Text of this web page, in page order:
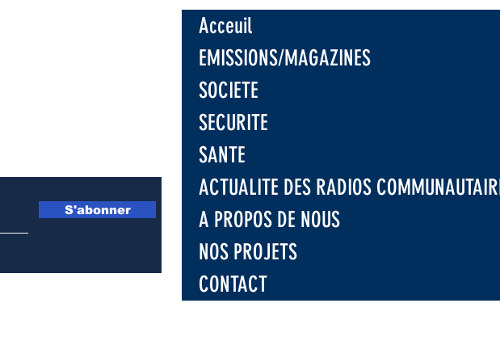
l’allaitement exclusif
S'abonner
Acceuil
EMISSIONS/MAGAZINES
SOCIETE
SECURITE
SANTE
ACTUALITE DES RADIOS
A PROPOS DE NOUS
NOS PROJETS
CONTACT